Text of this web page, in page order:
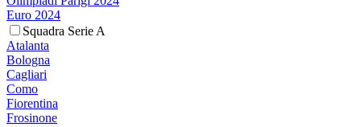
Euro 2024
Squadra Serie A
Atalanta
Bologna
Cagliari
Como
Fiorentina
Frosinone